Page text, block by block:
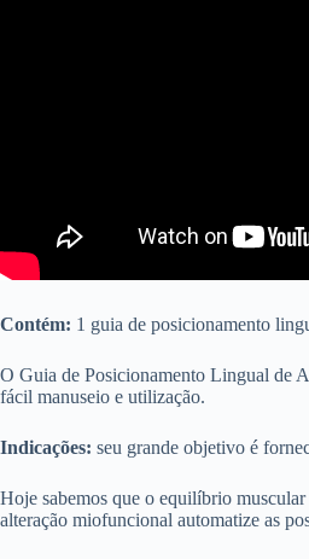
Contém: 1 guia de posicionamento
O Guia de Posicionamento Lingual de
fácil manuseio e utilização.
Indicações: seu grande objetivo é
Hoje sabemos que o equilíbrio muscular
alteração miofuncional automatize as